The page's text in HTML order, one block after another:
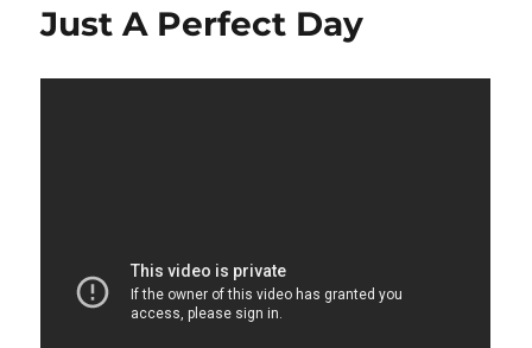
Just A Perfect Day